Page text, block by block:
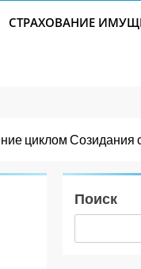
СТРАХОВАНИЕ
циклом Созидания
Поиск